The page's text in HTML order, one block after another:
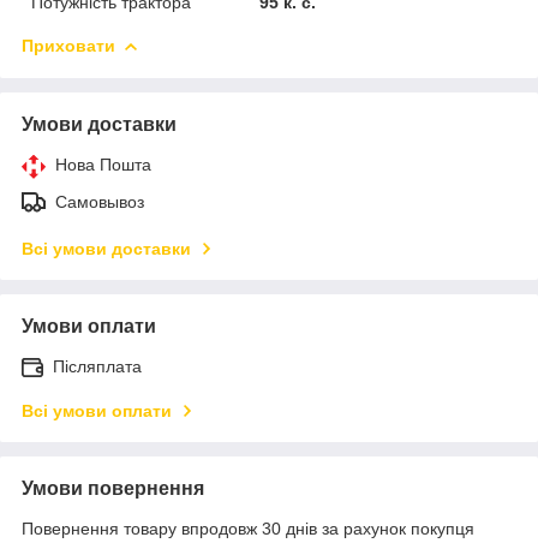
Приховати
Умови доставки
Нова Пошта
Самовывоз
Всі умови доставки
Умови оплати
Післяплата
Всі умови оплати
Умови повернення
Повернення товару впродовж 30 днів за рахунок покупця